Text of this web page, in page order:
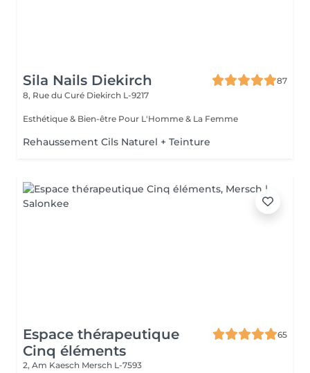
Sila Nails Diekirch
87
8, Rue du Curé Diekirch L-9217
Esthétique & Bien-être Pour L'Homme & La Femme
Rehaussement Cils Naturel + Teinture
Espace thérapeutique
Cinq éléments
65
2, Am Kaesch Mersch L-7593